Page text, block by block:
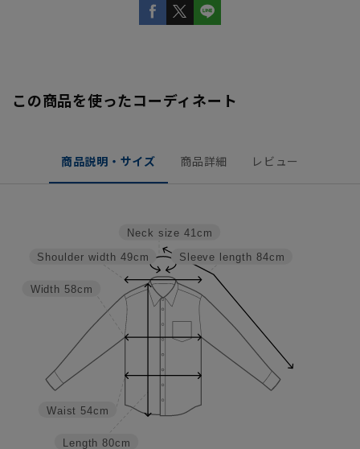
この商品を使ったコーディネート
商品説明・サイズ 商品詳細 レビュー
Sleeve length 84cm
Neck size 41cm
Length 80cm
Waist 54cm
Width 58cm
Shoulder width 49cm